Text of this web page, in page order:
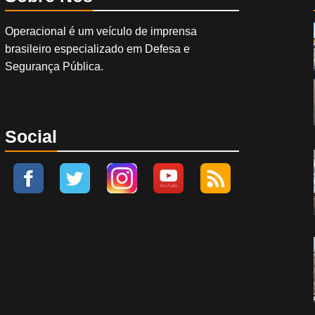
Operacional é um veículo de imprensa
brasileiro especializado em Defesa e
Segurança Pública.
Social